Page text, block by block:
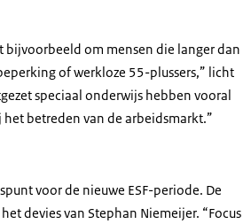
bijvoorbeeld om mensen die langer dan
of werkloze 55-plussers,” licht
speciaal onderwijs hebben vooral
betreden van de arbeidsmarkt.”
voor de nieuwe ESF-periode. De
devies van Stephan Niemeijer. “Focus